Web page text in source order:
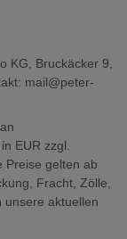
KG, Bruckäcker 9,
mail@peter-
EUR zzgl.
Preise gelten ab
Fracht, Zölle,
unsere aktuellen